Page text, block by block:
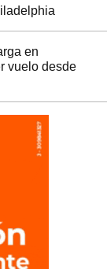
en
vuelo desde